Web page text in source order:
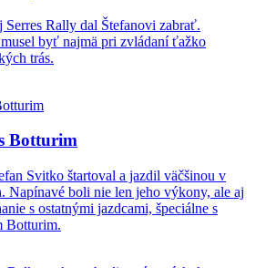
Serres Rally dal Štefanovi zabrať.
byť najmä pri zvládaní ťažko
trás.
Botturim
Svitko štartoval a jazdil väčšinou v
Napínavé boli nie len jeho výkony, ale aj
s ostatnými jazdcami, špeciálne s
Botturim.